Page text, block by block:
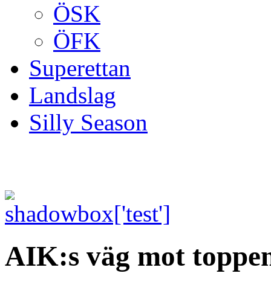
ÖSK
ÖFK
Superettan
Landslag
Silly Season
AIK:s väg mot